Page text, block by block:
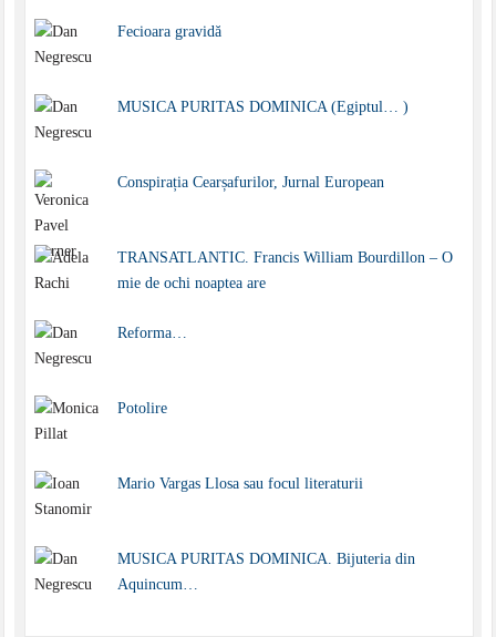
Fecioara gravidă
MUSICA PURITAS DOMINICA (Egiptul… )
Conspirația Cearșafurilor, Jurnal European
TRANSATLANTIC. Francis William Bourdillon – O
mie de ochi noaptea are
Reforma…
Potolire
Mario Vargas Llosa sau focul literaturii
MUSICA PURITAS DOMINICA. Bijuteria din
Aquincum…